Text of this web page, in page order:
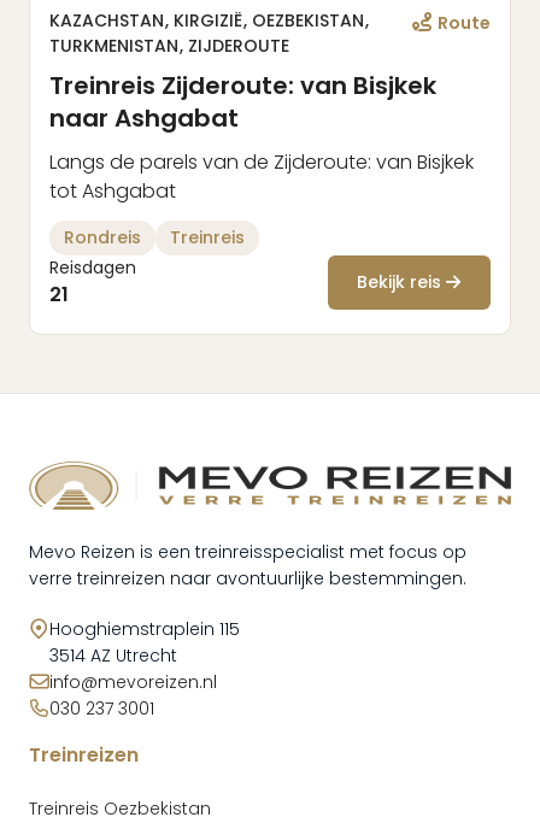
KAZACHSTAN KIRGIZIË OEZBEKISTAN
TURKMENISTAN ZIJDEROUTE
Route
Treinreis Zijderoute: van Bisjkek
naar Ashgabat
Langs de parels van de Zijderoute: van Bisjkek
tot Ashgabat
Rondreis
Treinreis
Reisdagen
21 Bekijk reis
Mevo Reizen is een treinreisspecialist met focus op
verre treinreizen naar avontuurlijke bestemmingen.
Hooghiemstraplein 115
3514 AZ Utrecht
info@mevoreizen.nl
030 237 3001
Treinreizen
Treinreis Oezbekistan